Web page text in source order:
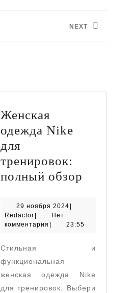
NEXT
Женская
одежда Nike
для
тренировок:
полный обзор
для
полный
29 ноября 202429
2024
RedactorRedactor
Нет
комментария
23:55
Стильная и
функциональная
женская одежда Nike
для тренировок. Выбери